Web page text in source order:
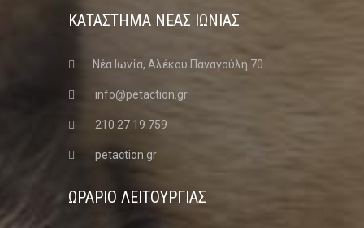
ΚΑΤΑΣΤΗΜΑ ΝΈΑΣ ΙΩΝΊΑΣ
Νέα Ιωνία, Αλέκου Παναγούλη 70
info@petaction.gr
210 27 19 759
petaction.gr
ΩΡΑΡΙΟ ΛΕΙΤΟΥΡΓΙΑΣ